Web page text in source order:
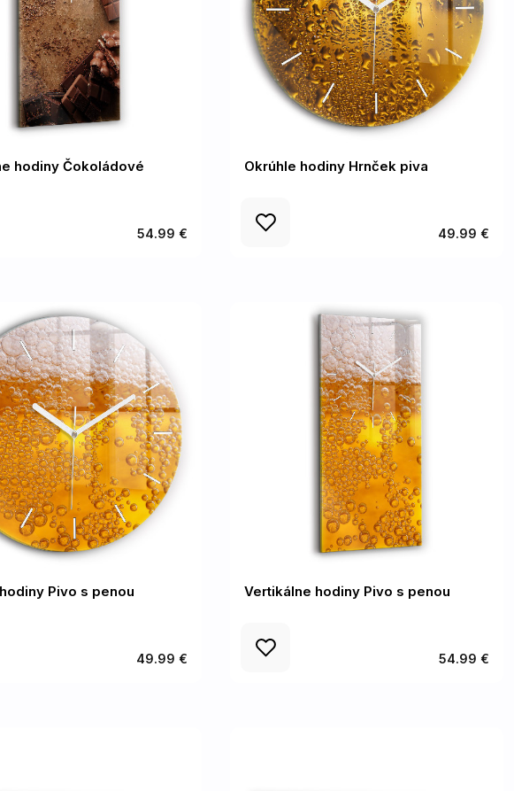
hodiny Čokoládové
54.99 €
Okrúhle hodiny Hrnček piva
49.99 €
Pivo s penou
49.99 €
Vertikálne hodiny Pivo s penou
54.99 €